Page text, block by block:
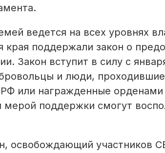
ведется на всех уровнях
края поддержали закон о
Закон вступит в силу с
и люди,
РФ или награжденные
поддержки смогут
освобождающий участников